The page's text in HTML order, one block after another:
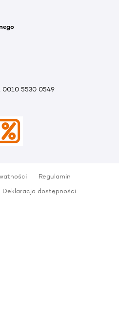
0010 5530 0549
Regulamin
Deklaracja dostępności